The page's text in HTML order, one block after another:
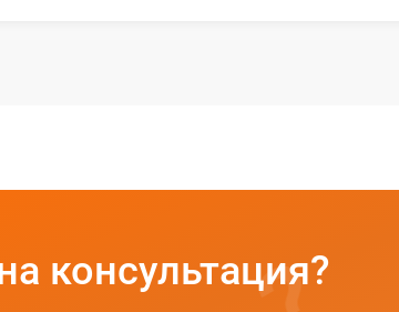
консультация?